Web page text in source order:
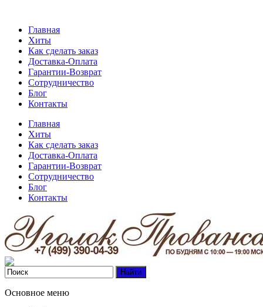
Главная
Хиты
Как сделать заказ
Доставка-Оплата
Гарантии-Возврат
Сотрудничество
Блог
Контакты
Главная
Хиты
Как сделать заказ
Доставка-Оплата
Гарантии-Возврат
Сотрудничество
Блог
Контакты
Основное меню